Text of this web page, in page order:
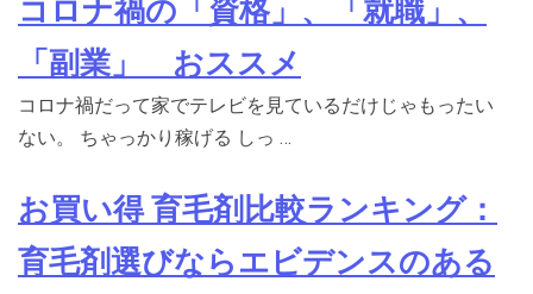
コロナ禍の「資格」、「就職」、
「副業」 おススメ
コロナ禍だって家でテレビを見ているだけじゃもったい
ない。 ちゃっかり稼げる しっ …
お買い得 育毛剤比較ランキング：
育毛剤選びならエビデンスのある